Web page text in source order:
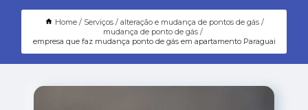
Home Serviços
alteração e mudança de pontos de gás
mudança de ponto de gás
empresa que faz mudança ponto de gás em apartamento Paraguai